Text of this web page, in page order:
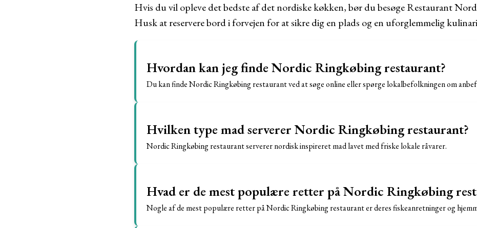
Hvis du vil opleve det bedste af det nordiske køkken, bør du besøge Restaurant
Husk at reservere bord i forvejen for at sikre dig en plads og en uforglemmelig
Hvordan kan jeg finde Nordic Ringkøbing restaurant?
Du kan finde Nordic Ringkøbing restaurant ved at søge online eller spørge lokalbefolkningen om
Hvilken type mad serverer Nordic Ringkøbing restaurant?
Nordic Ringkøbing restaurant serverer nordisk inspireret mad lavet med friske lokale råvarer.
Hvad er de mest populære retter på Nordic Ringkøbing
Nogle af de mest populære retter på Nordic Ringkøbing restaurant er deres fiskeanretninger og